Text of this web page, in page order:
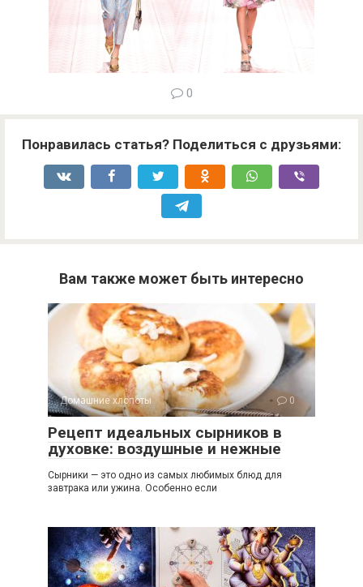
0
Понравилась статья? Поделиться с друзьями:
Вам также может быть интересно
Домашние хлопоты 0
Рецепт идеальных сырников в
духовке: воздушные и нежные
Сырники — это одно из самых любимых блюд для
завтрака или ужина. Особенно если